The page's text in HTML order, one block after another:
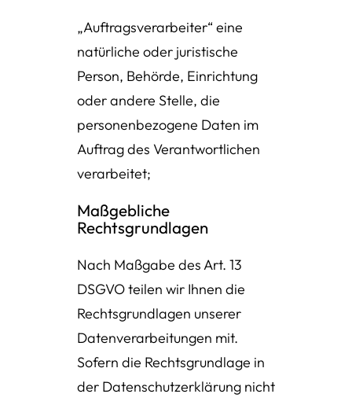
„Auftragsverarbeiter“ eine
natürliche oder juristische
Person, Behörde, Einrichtung
oder andere Stelle, die
personenbezogene Daten im
Auftrag des Verantwortlichen
verarbeitet;
Maßgebliche
Rechtsgrundlagen
Nach Maßgabe des Art. 13
DSGVO teilen wir Ihnen die
Rechtsgrundlagen unserer
Datenverarbeitungen mit.
Sofern die Rechtsgrundlage in
der Datenschutzerklärung nicht